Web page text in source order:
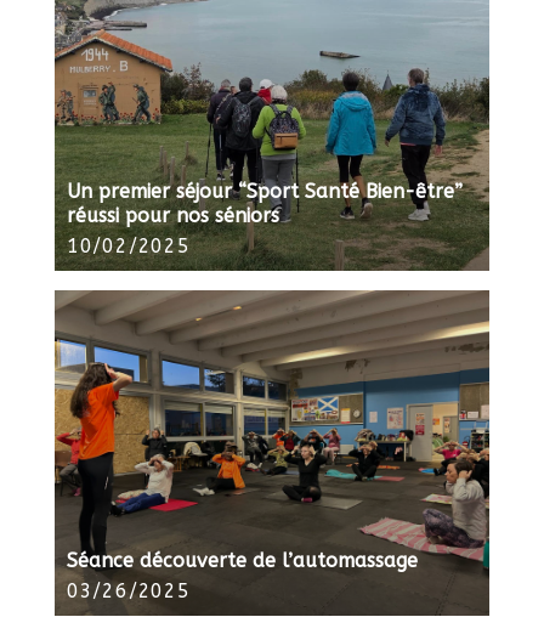
Un premier séjour “Sport Santé Bien-être”
réussi pour nos séniors
10/02/2025
Séance découverte de l’automassage
03/26/2025